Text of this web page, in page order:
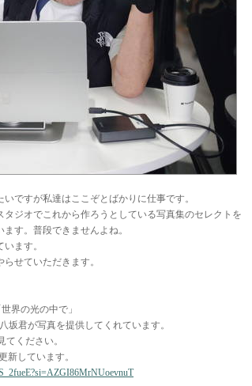
いですが私達はここぞとばかりに仕事です。
タジオでこれから作ろうとしている写真集のセレクトを
す。普段できませんよね。
ます。
せていただきます。
界の光の中で」
坂君が写真を提供してくれています。
てください。
新しています。